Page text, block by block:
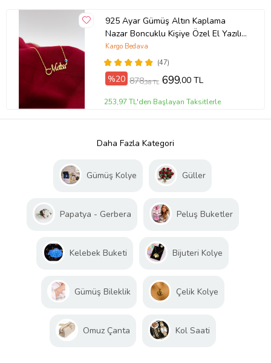
925 Ayar Gümüş Altın Kaplama
Nazar Boncuklu Kişiye Özel El Yazılı
Kolye (Sarı)
(47)
Kargo Bedava
%20 878,38 TL 699,00 TL
253,97 TL'den Başlayan Taksitlerle
Daha Fazla Kategori
Gümüş Kolye Güller
Papatya - Gerbera Peluş Buketler
Kelebek Buketi Bijuteri Kolye
Gümüş Bileklik Çelik Kolye
Omuz Çanta Kol Saati